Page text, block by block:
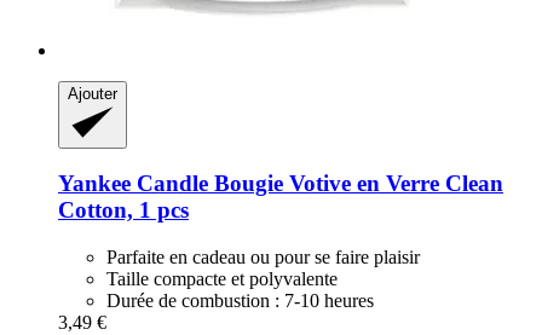
Ajouter
Yankee Candle Bougie Votive en Verre Clean
Cotton, 1 pcs
Parfaite en cadeau ou pour se faire plaisir
Taille compacte et polyvalente
Durée de combustion : 7-10 heures
3,49 €